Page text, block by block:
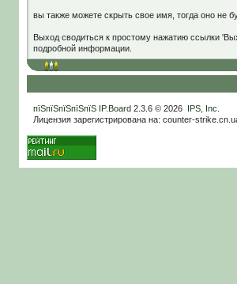
вы также можете скрыть свое имя, тогда оно не
Выход сводиться к простому нажатию ссылки
подробной информации.
пїЅпїЅпїЅпїЅпїЅ IP.Board2.3.6 © 2026 IPS, Inc
Лицензия зарегистрирована на: counter-